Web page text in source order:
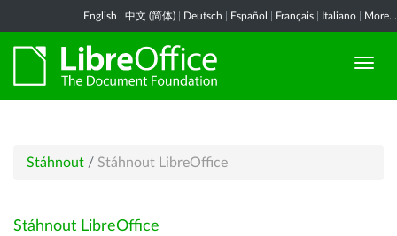
English 中文 (简体) Deutsch Español Français Italiano More...
Stáhnout / Stáhnout LibreOffice
Stáhnout LibreOffice